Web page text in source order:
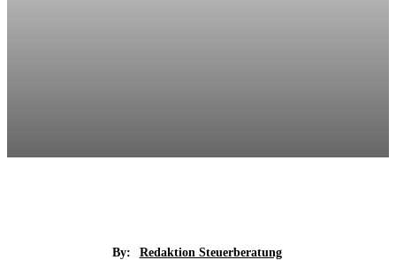
By: Redaktion Steuerberatung